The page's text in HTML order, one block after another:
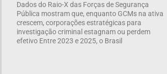
Dados do Raio-X das Forças de Segurança
Pública mostram que, enquanto GCMs na ativa
crescem, corporações estratégicas para
investigação criminal estagnam ou perdem
efetivo Entre 2023 e 2025, o Brasil